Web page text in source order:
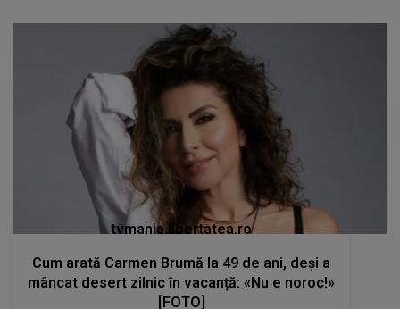
tvmania.libertatea.ro
Cum arată Carmen Brumă la 49 de ani, deși a
mâncat desert zilnic în vacanță: «Nu e noroc!»
[FOTO]